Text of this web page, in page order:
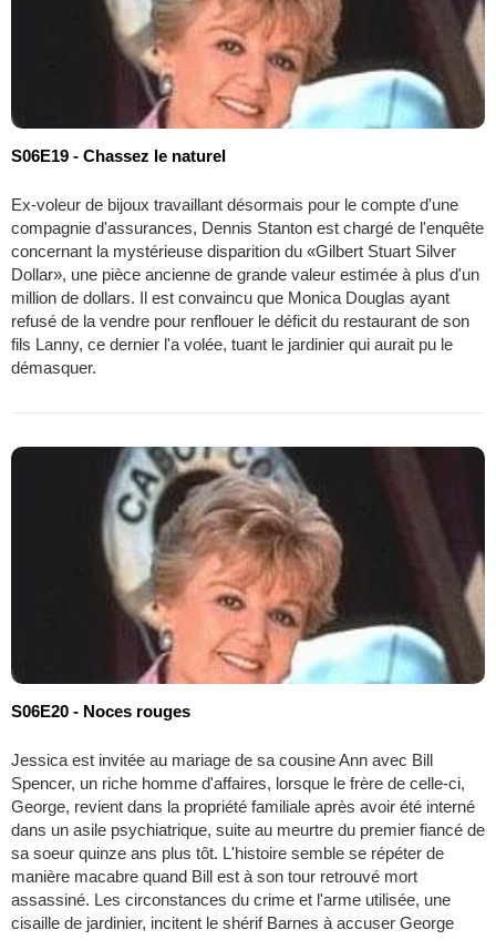
S06E19 - Chassez le naturel
Ex-voleur de bijoux travaillant désormais pour le compte d'une
compagnie d'assurances, Dennis Stanton est chargé de l'enquête
concernant la mystérieuse disparition du «Gilbert Stuart Silver
Dollar», une pièce ancienne de grande valeur estimée à plus d'un
million de dollars. Il est convaincu que Monica Douglas ayant
refusé de la vendre pour renflouer le déficit du restaurant de son
fils Lanny, ce dernier l'a volée, tuant le jardinier qui aurait pu le
démasquer.
S06E20 - Noces rouges
Jessica est invitée au mariage de sa cousine Ann avec Bill
Spencer, un riche homme d'affaires, lorsque le frère de celle-ci,
George, revient dans la propriété familiale après avoir été interné
dans un asile psychiatrique, suite au meurtre du premier fiancé de
sa soeur quinze ans plus tôt. L'histoire semble se répéter de
manière macabre quand Bill est à son tour retrouvé mort
assassiné. Les circonstances du crime et l'arme utilisée, une
cisaille de jardinier, incitent le shérif Barnes à accuser George